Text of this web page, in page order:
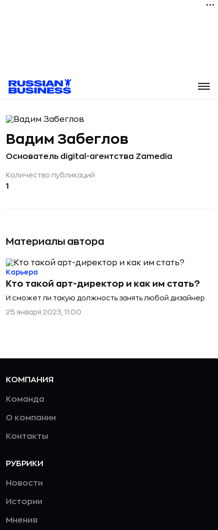
Материалы автора
Кто такой арт-директор и как им стать?
И сможет ли такую должность занять любой дизайнер
Карьера
25 января 2023, 11:00
Вадим Забеглов
Основатель digital-агентства Zamedia
Количество публикаций
1
КОМПАНИЯ
Команда
О компании
Контакты
РУБРИКИ
Новости
Истории
Мнения